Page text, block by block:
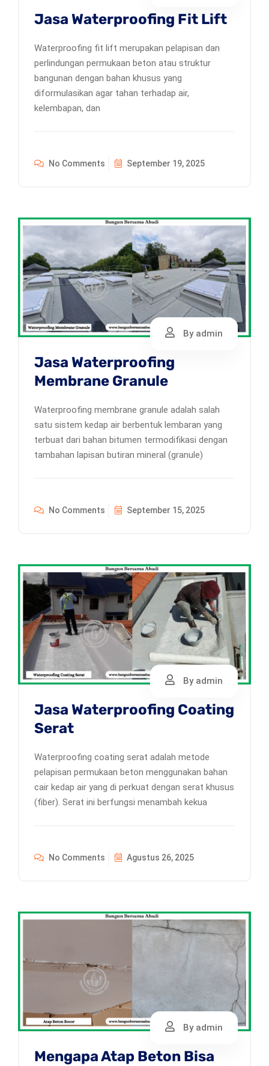
Jasa Waterproofing Fit Lift
Waterproofing fit lift merupakan pelapisan dan
perlindungan permukaan beton atau struktur
bangunan dengan bahan khusus yang
diformulasikan agar tahan terhadap air,
kelembapan, dan
No Comments September 19, 2025
By admin
Jasa Waterproofing
Membrane Granule
Waterproofing membrane granule adalah salah
satu sistem kedap air berbentuk lembaran yang
terbuat dari bahan bitumen termodifikasi dengan
tambahan lapisan butiran mineral (granule)
No Comments September 15, 2025
By admin
Jasa Waterproofing Coating
Serat
Waterproofing coating serat adalah metode
pelapisan permukaan beton menggunakan bahan
cair kedap air yang di perkuat dengan serat khusus
(fiber). Serat ini berfungsi menambah kekua
No Comments Agustus 26, 2025
By admin
Mengapa Atap Beton Bisa